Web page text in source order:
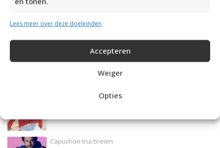
Lees meer over deze doeleinden
Accepteren
Weiger
Opties
Katia Omslagdoek Breien
Gebreide meisjestrui met raglan mouwen
Capuchon trui breien